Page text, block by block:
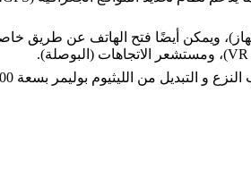
بوليمر بسعة 5000 ملّي أمبير، والتي يتم شحنها سريعًا باستخدام الشاحن المرفق بقوة 18 وات.